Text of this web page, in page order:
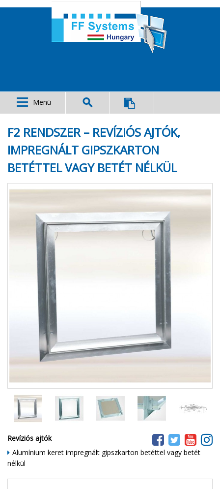
Menü
F2 RENDSZER – REVÍZIÓS AJTÓK,
IMPREGNÁLT GIPSZKARTON
BETÉTTEL VAGY BETÉT NÉLKÜL
Revíziós ajtók
Alumínium keret impregnált gipszkarton betéttel vagy betét
nélkül